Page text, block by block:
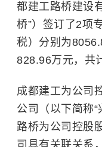
都建工路桥建设
桥”）签订了2项
税）分别为
828.96万元，共
成都建工为公司
公司（以下简称
路桥为公司控股